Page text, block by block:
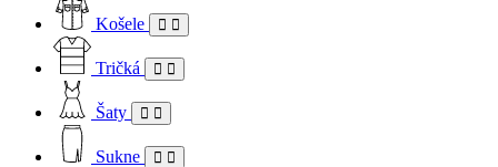
Košele
Tričká
Šaty
Sukne